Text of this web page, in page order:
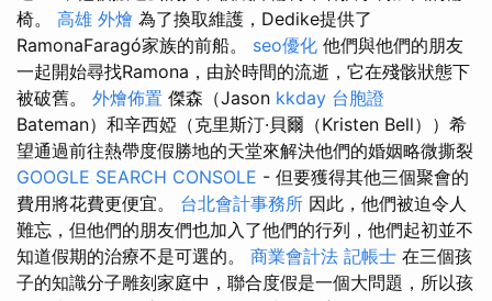
椅。 高雄 外燴 為了換取維護，Dedike提供了
RamonaFaragó家族的前船。 seo優化 他們與他們的朋友
一起開始尋找Ramona，由於時間的流逝，它在殘骸狀態下
被破舊。 外燴佈置 傑森（Jason kkday 台胞證
Bateman）和辛西婭（克里斯汀·貝爾（Kristen Bell））希
望通過前往熱帶度假勝地的天堂來解決他們的婚姻略微撕裂
GOOGLE SEARCH CONSOLE - 但要獲得其他三個聚會的
費用將花費更便宜。 台北會計事務所 因此，他們被迫令人
難忘，但他們的朋友們也加入了他們的行列，他們起初並不
知道假期的治療不是可選的。 商業會計法 記帳士 在三個孩
子的知識分子雕刻家庭中，聯合度假是一個大問題，所以孩